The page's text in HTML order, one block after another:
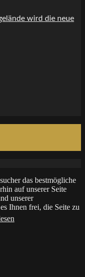
wird die neue
das bestmögliche
auf unserer Seite
unserer
Ihnen frei, die Seite zu